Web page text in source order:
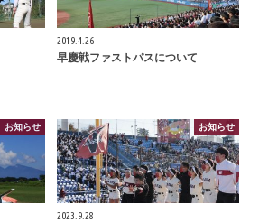
2019.4.26
早慶戦ファストパスについて
お知らせ お知らせ
2023.9.28